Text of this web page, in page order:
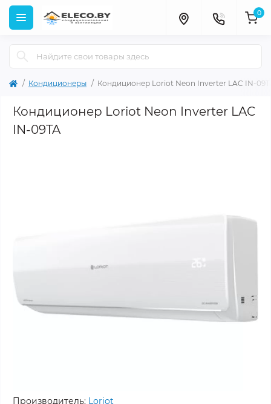
0
Кондиционеры Кондиционер Loriot Neon Inverter LAC IN-
Кондиционер Loriot Neon Inverter LAC
IN-09TA
Производитель: Loriot